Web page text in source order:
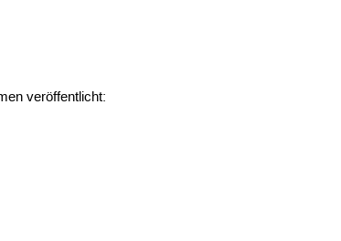
veröffentlicht: